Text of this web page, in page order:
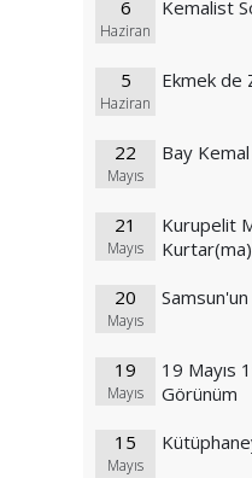
6
Haziran
Kemalist
5
Haziran
Ekmek de
22
Mayıs
Bay
21
Mayıs
Kurupelit
20
Mayıs
19
Mayıs
19 Mayıs
Görünüm
15
Mayıs